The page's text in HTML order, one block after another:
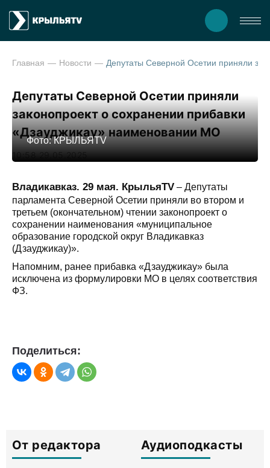
Главная Новости
Депутаты Северной Осетии приняли
законопроект о сохранении прибавки
«Дзауджикау» наименовании МО
10:58 29.05.2025
Фото: КРЫЛЬЯTV
Владикавказ. 29 мая. КрыльяTV – Депутаты
парламента Северной Осетии приняли во втором и
третьем (окончательном) чтении законопроект о
сохранении наименования «муниципальное
образование городской округ Владикавказ
(Дзауджикау)».
Напомним, ранее прибавка «Дзауджикау» была
исключена из формулировки МО в целях соответствия
ФЗ.
Поделиться:
От редактора Аудиоподкасты